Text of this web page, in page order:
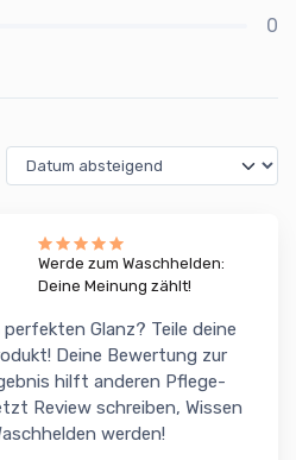
0
Werde zum Waschhelden:
Deine Meinung zählt!
Glanz? Teile deine
Deine Bewertung zur
hilft anderen Pflege-
Review schreiben, Wissen
werden!